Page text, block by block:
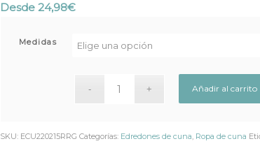
Desde 24,98€
Medidas
Añadir al carrito
SKU: ECU220215RRG Categorías: Edredones de cuna, Ropa de cuna